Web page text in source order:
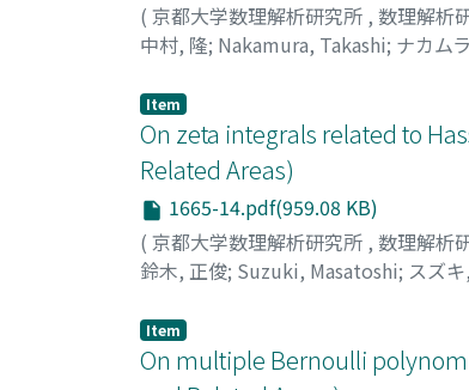
( 京都大学数理解析研究所 , 数理解析
中村, 隆; Nakamura, Takashi; ナカム
Item
On zeta integrals related to
Related Areas)
1665-14.pdf(959.08 KB)
( 京都大学数理解析研究所 , 数理解析
鈴木, 正俊; Suzuki, Masatoshi; スズ
Item
On multiple Bernoulli